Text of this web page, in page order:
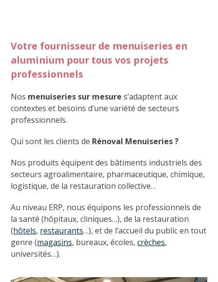
Votre fournisseur de menuiseries en
aluminium pour tous vos projets
professionnels
Nos menuiseries sur mesures’adaptent aux
contextes et besoins d’une variété de secteurs
professionnels.
Qui sont les clients de Rénoval Menuiseries ?
Nos produits équipent des bâtiments industriels des
secteurs agroalimentaire, pharmaceutique, chimique,
logistique, de la restauration collective…
Au niveau ERP, nous équipons les professionnels de
la santé (hôpitaux, cliniques…), de la restauration
(hôtels, restaurants…), et de l’accueil du public en tout
genre (magasins, bureaux, écoles,crèches,
universités…).